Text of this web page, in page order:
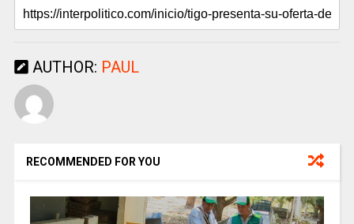
AUTHOR: PAUL
RECOMMENDED FOR YOU